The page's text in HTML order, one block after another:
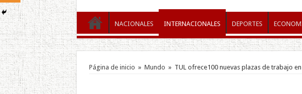
NACIONALES INTERNACIONALES DEPORTES
Página de inicio » Mundo » TUL ofrece100 nuevas plazas de trabajo